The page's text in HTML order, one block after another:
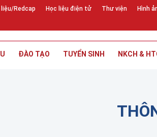
liệu/Redcap Học liệu điện tử Thư viện Hình
ĐÀO TẠO TUYỂN SINH NKCH &